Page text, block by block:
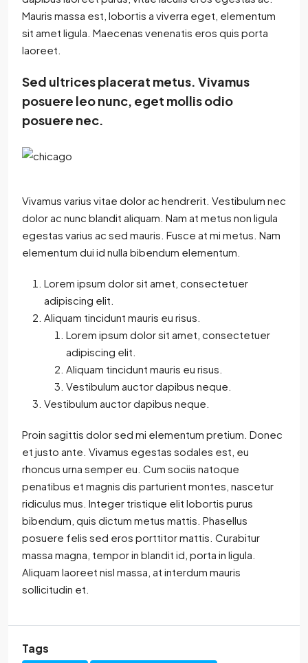
Mauris massa est, lobortis a viverra eget, elementum
sit amet ligula. Maecenas venenatis eros quis porta
laoreet.
Sed ultrices placerat metus. Vivamus
posuere leo nunc, eget mollis odio
posuere nec.
Vivamus varius vitae dolor ac hendrerit. Vestibulum nec
dolor ac nunc blandit aliquam. Nam at metus non ligula
egestas varius ac sed mauris. Fusce at mi metus. Nam
elementum dui id nulla bibendum elementum.
Lorem ipsum dolor sit amet, consectetuer
adipiscing elit.
Aliquam tincidunt mauris eu risus.
Lorem ipsum dolor sit amet, consectetuer
adipiscing elit.
Aliquam tincidunt mauris eu risus.
Vestibulum auctor dapibus neque.
Vestibulum auctor dapibus neque.
Proin sagittis dolor sed mi elementum pretium. Donec
et justo ante. Vivamus egestas sodales est, eu
rhoncus urna semper eu. Cum sociis natoque
penatibus et magnis dis parturient montes, nascetur
ridiculus mus. Integer tristique elit lobortis purus
bibendum, quis dictum metus mattis. Phasellus
posuere felis sed eros porttitor mattis. Curabitur
massa magna, tempor in blandit id, porta in ligula.
Aliquam laoreet nisl massa, at interdum mauris
sollicitudin et.
Tags